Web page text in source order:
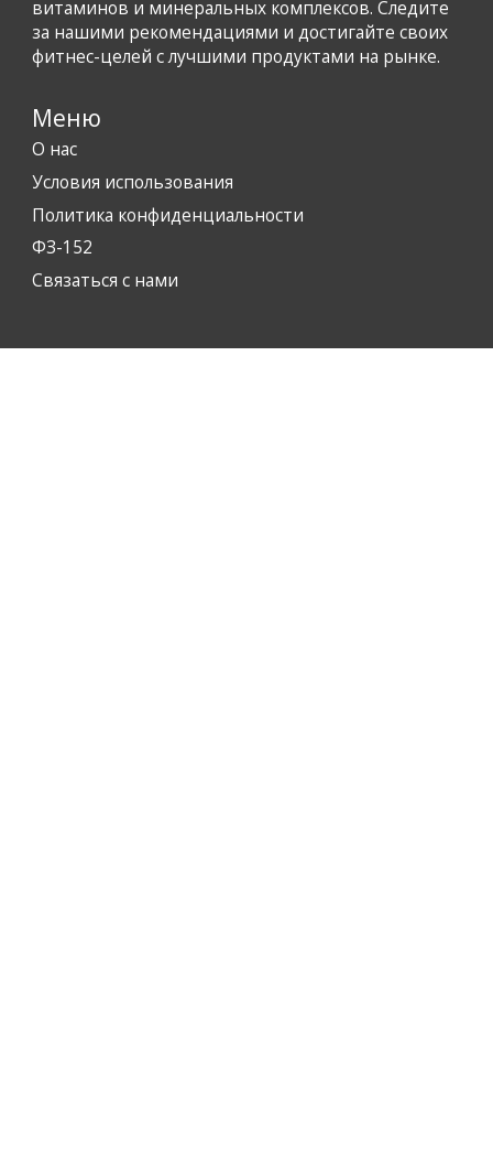
витаминов и минеральных комплексов. Следите
за нашими рекомендациями и достигайте своих
фитнес-целей с лучшими продуктами на рынке.
Меню
О нас
Условия использования
Политика конфиденциальности
ФЗ-152
Связаться с нами